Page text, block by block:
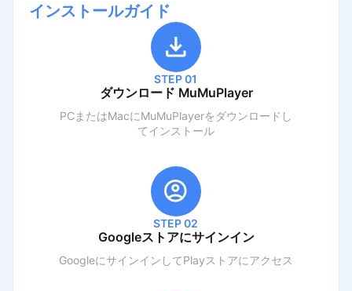
インストールガイド
STEP 01
ダウンロード MuMuPlayer
PCまたはMacにMuMuPlayerをダウンロードし
てインストール
STEP 02
Googleストアにサインイン
GoogleにサインインしてPlayストアにアクセス